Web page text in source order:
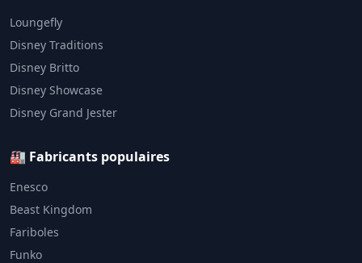
Loungefly
Disney Traditions
Disney Britto
Disney Showcase
Disney Grand Jester
🏭 Fabricants populaires
Enesco
Beast Kingdom
Fariboles
Funko